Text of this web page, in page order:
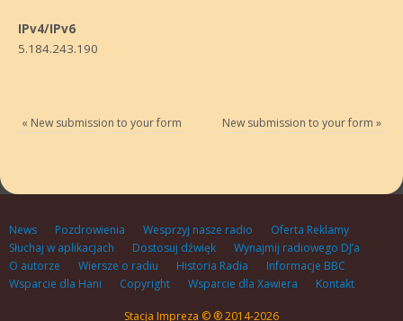
IPv4/IPv6
5.184.243.190
« New submission to your form New submission to your form »
News Pozdrowienia Wesprzyj nasze radio
Oferta Reklamy
Słuchaj w aplikacjach
Dostosuj dźwięk
Wynajmij radiowego DJ’a
O autorze
Wiersze o radiu Historia Radia
Informacje BBC
Wsparcie dla Hani
Copyright Wsparcie dla Xawiera Kontakt
Stacja Impreza © ® 2014-2026